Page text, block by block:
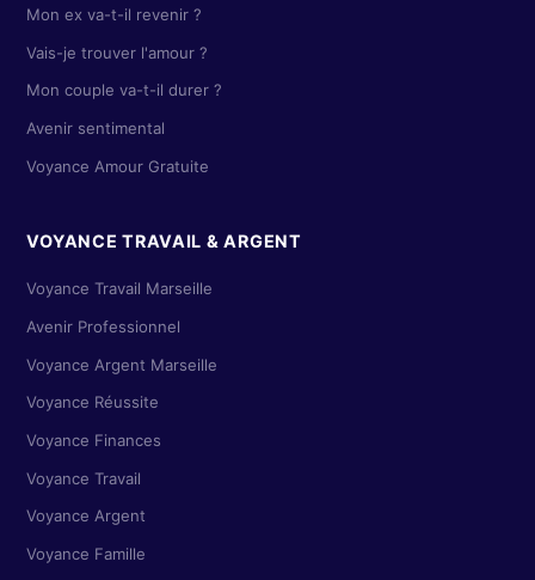
Mon ex va-t-il revenir ?
Vais-je trouver l'amour ?
Mon couple va-t-il durer ?
Avenir sentimental
Voyance Amour Gratuite
VOYANCE TRAVAIL & ARGENT
Voyance Travail Marseille
Avenir Professionnel
Voyance Argent Marseille
Voyance Réussite
Voyance Finances
Voyance Travail
Voyance Argent
Voyance Famille